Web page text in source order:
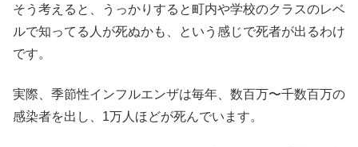
そう考えると、うっかりすると町内や学校のクラスのレベ
ルで知ってる人が死ぬかも、という感じで死者が出るわけ
です。
実際、季節性インフルエンザは毎年、数百万〜千数百万の
感染者を出し、1万人ほどが死んでいます。